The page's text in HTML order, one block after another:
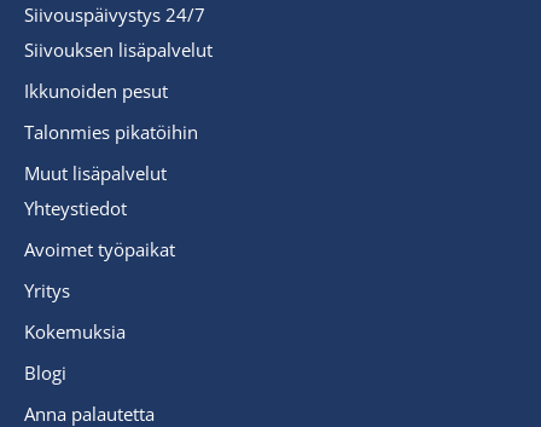
Siivouspäivystys 24/7
Siivouksen lisäpalvelut
Ikkunoiden pesut
Talonmies pikatöihin
Muut lisäpalvelut
Yhteystiedot
Avoimet työpaikat
Yritys
Kokemuksia
Blogi
Anna palautetta